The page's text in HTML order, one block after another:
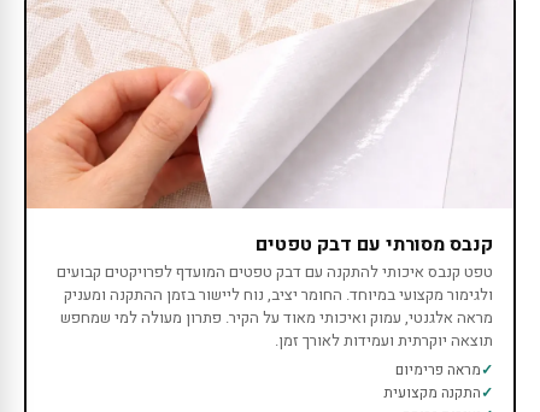
קנבס מסורתי עם דבק טפטים
טפט קנבס איכותי להתקנה עם דבק טפטים המועדף לפרויקטים קבועים
ולגימור מקצועי במיוחד. החומר יציב, נוח ליישור בזמן ההתקנה ומעניק
מראה אלגנטי, עמוק ואיכותי מאוד על הקיר. פתרון מעולה למי שמחפש
תוצאה יוקרתית ועמידות לאורך זמן.
מראה פרימיום
התקנה מקצועית